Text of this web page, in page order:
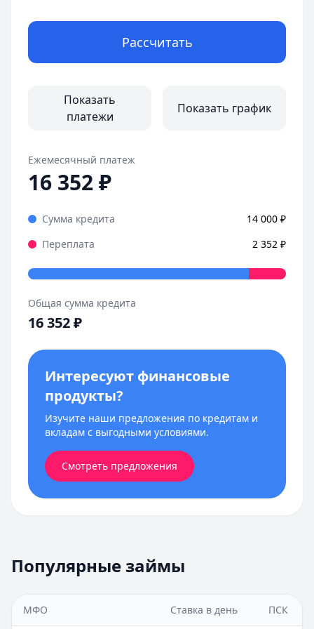
Рассчитать
Показать
платежи
Показать график
Ежемесячный платеж
16 352₽
Сумма кредита 14 000 ₽
Переплата
2 352 ₽
Общая сумма кредита
16 352₽
Интересуют финансовые
продукты?
Изучите наши предложения по кредитам и
вкладам с выгодными условиями.
Смотреть предложения
Популярные займы
МФО Ставка в день ПСК